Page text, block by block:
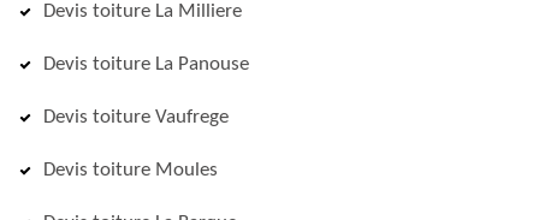
Devis toiture La Milliere
Devis toiture La Panouse
Devis toiture Vaufrege
Devis toiture Moules